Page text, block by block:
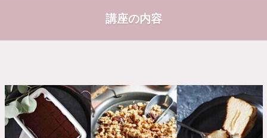
講座の内容